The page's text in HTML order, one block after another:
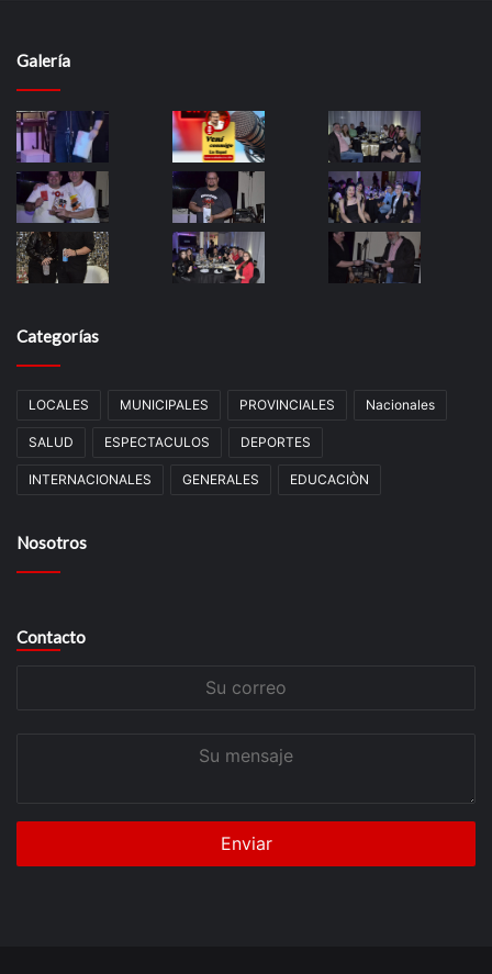
Galería
Categorías
LOCALES MUNICIPALES PROVINCIALES Nacionales
SALUD ESPECTACULOS DEPORTES
INTERNACIONALES GENERALES EDUCACIÒN
Nosotros
Contacto